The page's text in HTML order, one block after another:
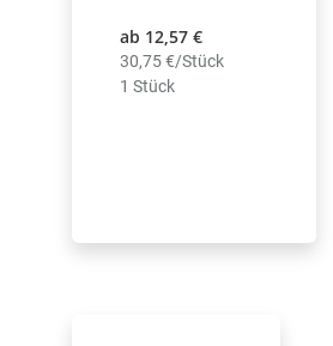
ab 12,57 €
30,75 €/Stück
1 Stück